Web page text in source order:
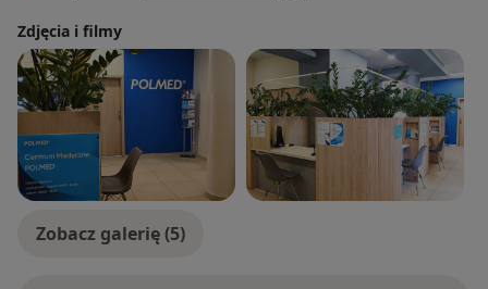
Zdjęcia i filmy
Zobacz galerię (5)